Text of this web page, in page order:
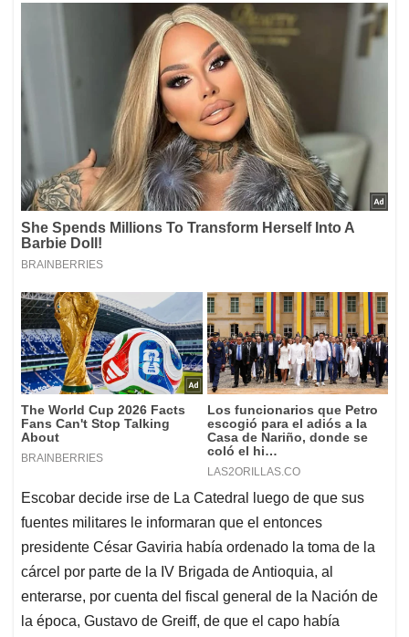
Escobar decide irse de La Catedral luego de que sus
fuentes militares le informaran que el entonces
presidente César Gaviria había ordenado la toma de la
cárcel por parte de la IV Brigada de Antioquia, al
enterarse, por cuenta del fiscal general de la Nación de
la época, Gustavo de Greiff, de que el capo había